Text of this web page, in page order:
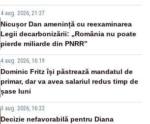
4 aug. 2026, 21:27
Nicușor Dan amenință cu reexaminarea
Legii decarbonizării: „România nu poate
pierde miliarde din PNRR”
4 aug. 2026, 16:19
Dominic Fritz își păstrează mandatul de
primar, dar va avea salariul redus timp de
șase luni
3 aug. 2026, 16:22
Decizie nefavorabilă pentru Diana